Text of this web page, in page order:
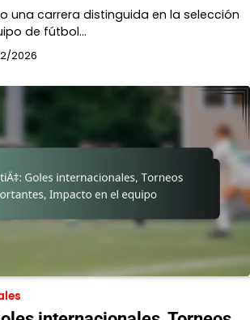
una carrera distinguida en la selección
de fútbol…
2026